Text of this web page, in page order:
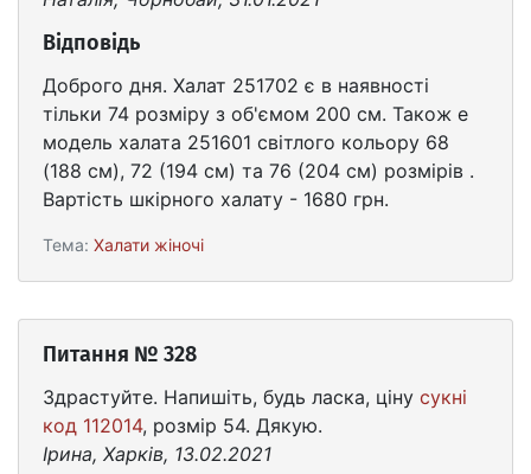
Відповідь
Доброго дня. Халат 251702 є в наявності
тільки 74 розміру з об'ємом 200 см. Також е
модель халата 251601 світлого кольору 68
(188 см), 72 (194 см) та 76 (204 см) розмірів .
Вартість шкірного халату - 1680 грн.
Тема: Халати жіночі
Питання № 328
Здрастуйте. Напишіть, будь ласка, ціну сукні
код 112014, розмір 54. Дякую.
Ірина, Харків, 13.02.2021